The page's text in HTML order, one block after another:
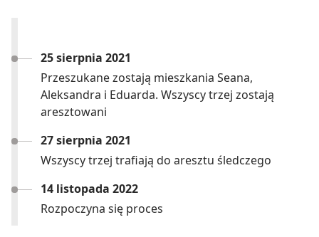
25 sierpnia 2021
Przeszukane zostają mieszkania Seana,
Aleksandra i Eduarda. Wszyscy trzej zostają
aresztowani
27 sierpnia 2021
Wszyscy trzej trafiają do aresztu śledczego
14 listopada 2022
Rozpoczyna się proces